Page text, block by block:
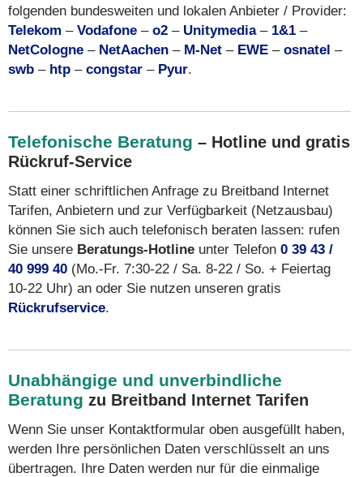
folgenden bundesweiten und lokalen Anbieter / Provider:
Telekom – Vodafone – o2 – Unitymedia– 1&1 –
NetCologne – NetAachen – M-Net – EWE – osnatel –
swb – htp – congstar – Pyur.
Telefonische Beratung – Hotline und gratis
Rückruf-Service
Statt einer schriftlichen Anfrage zu Breitband Internet
Tarifen, Anbietern und zur Verfügbarkeit (Netzausbau)
können Sie sich auch telefonisch beraten lassen: rufen
Sie unsere Beratungs-Hotline unter Telefon 0 39 43 /
40 999 40 (Mo.-Fr. 7:30-22 / Sa. 8-22 / So. + Feiertag
10-22 Uhr) an oder Sie nutzen unseren gratis
Rückrufservice.
Unabhängige und unverbindliche
Beratung zu Breitband Internet Tarifen
Wenn Sie unser Kontaktformular oben ausgefüllt haben,
werden Ihre persönlichen Daten verschlüsselt an uns
übertragen. Ihre Daten werden nur für die einmalige